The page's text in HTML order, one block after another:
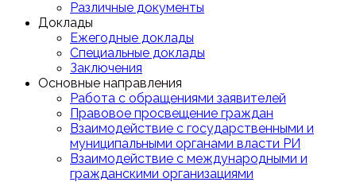
Различные документы
Доклады
Ежегодные доклады
Специальные доклады
Заключения
Основные направления
Работа с обращениями заявителей
Правовое просвещение граждан
Взаимодействие с государственными и
муниципальными органами власти РИ
Взаимодействие с международными и
гражданскими организациями